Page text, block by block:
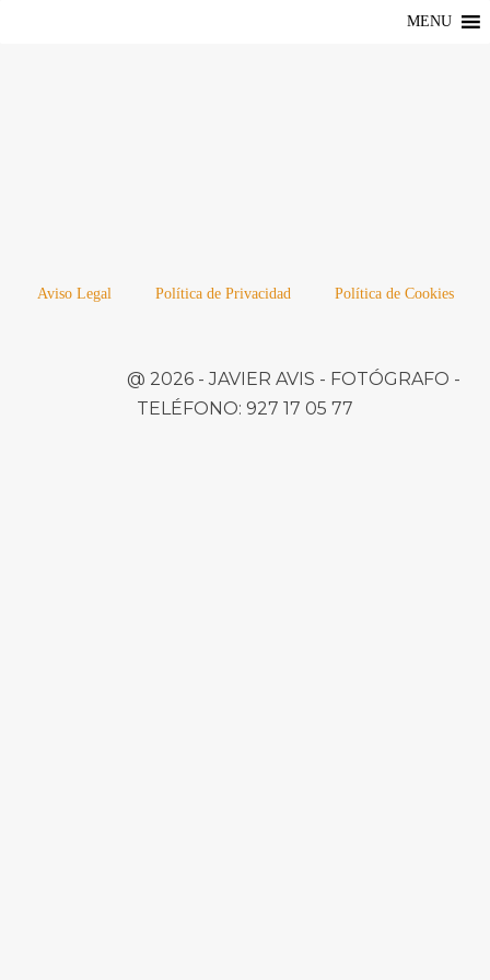
MENU
Aviso Legal Política de Privacidad Política de Cookies
@ 2026 -JAVIER AVIS - FOTÓGRAFO -
TELÉFONO: 927 17 05 77